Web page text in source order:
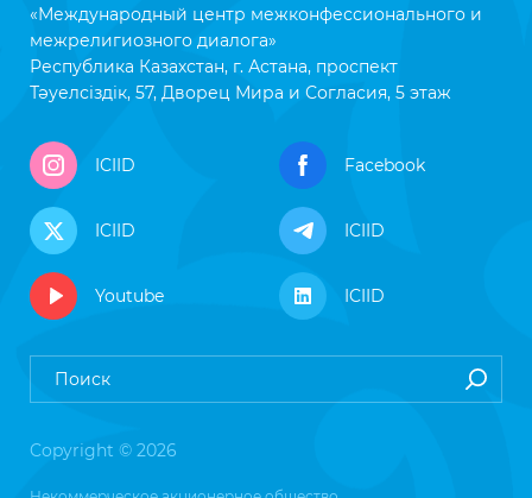
«Международный центр межконфессионального и
межрелигиозного диалога»
Республика Казахстан, г. Астана, проспект
Тәуелсіздік, 57, Дворец Мира и Согласия, 5 этаж
ICIID Facebook
ICIID ICIID
Youtube ICIID
Copyright © 2026